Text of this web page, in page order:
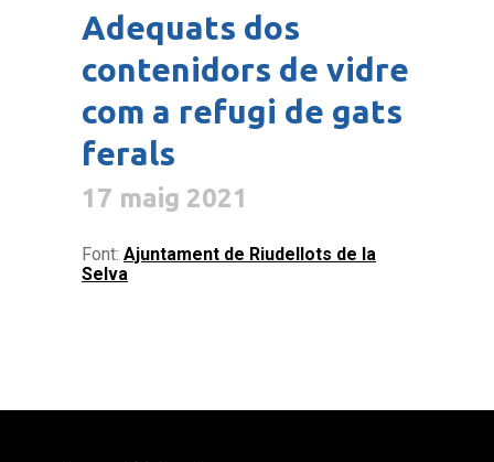
Adequats dos
contenidors de vidre
com a refugi de gats
ferals
17 maig 2021
Font: Ajuntament de Riudellots de la
Selva